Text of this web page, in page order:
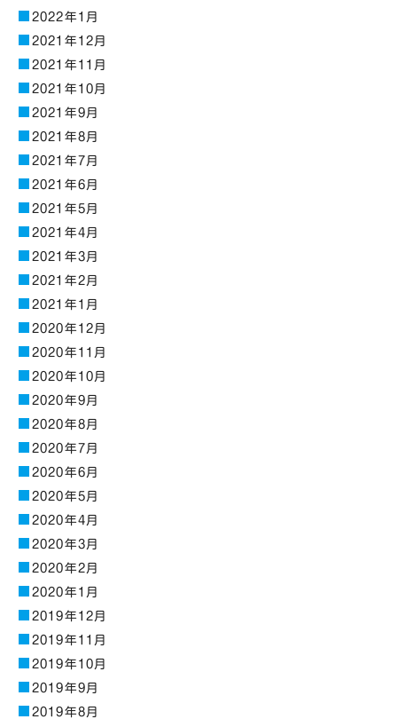
2022年1月
2021年12月
2021年11月
2021年10月
2021年9月
2021年8月
2021年7月
2021年6月
2021年5月
2021年4月
2021年3月
2021年2月
2021年1月
2020年12月
2020年11月
2020年10月
2020年9月
2020年8月
2020年7月
2020年6月
2020年5月
2020年4月
2020年3月
2020年2月
2020年1月
2019年12月
2019年11月
2019年10月
2019年9月
2019年8月